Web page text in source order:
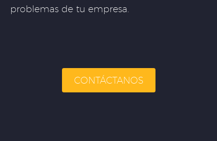
problemas de tu empresa.
CONTÁCTANOS